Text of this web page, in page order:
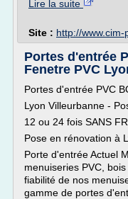
Lire la suite
Site : http://www.cim-
Portes d'entrée
Fenetre PVC
Portes d'entrée PVC
Lyon Villeurbanne -
12 ou 24 fois SANS
Pose en rénovation à
Porte d'entrée Actuel
menuiseries PVC,
fiabilité de nos
gamme de portes